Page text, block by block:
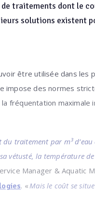
traitements dont le
solutions existent
être utilisée dans les
impose des normes
fréquentation maximale
du traitement par m³
vétusté, la température
Manager & Aquatic
. «Mais le coût se